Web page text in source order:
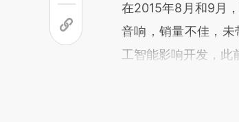
在2015年8月和9月
音响，销量不佳，
工智能影响开发，此